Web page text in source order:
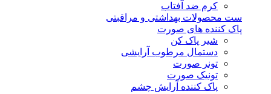
کرم ضد آفتاب
ست محصولات بهداشتی و مراقبتی
پاک کننده های صورت
شیر پاک کن
دستمال مرطوب آرایشی
تونر صورت
تونیک صورت
پاک کننده آرایش چشم